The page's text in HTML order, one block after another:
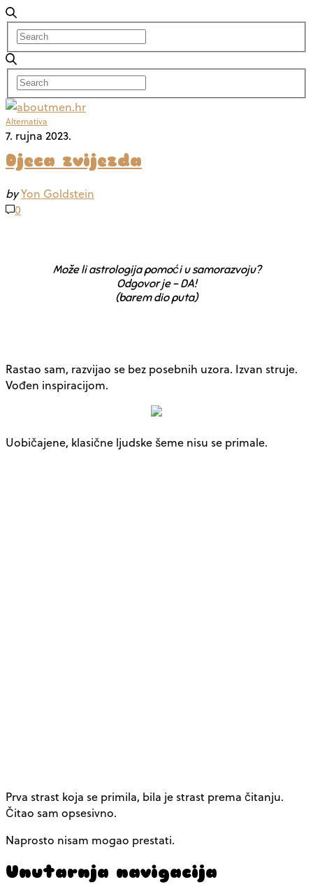
Alternativa
7. rujna 2023.
Djeca zvijezda
byYon Goldstein
0
Može li astrologija pomoći u samorazvoju?
Odgovor je – DA!
(barem dio puta)
Rastao sam, razvijao se bez posebnih uzora. Izvan struje.
Vođen inspiracijom.
Uobičajene, klasične ljudske šeme nisu se primale.
Prva strast koja se primila, bila je strast prema čitanju.
Čitao sam opsesivno.
Naprosto nisam mogao prestati.
Unutarnja navigacija